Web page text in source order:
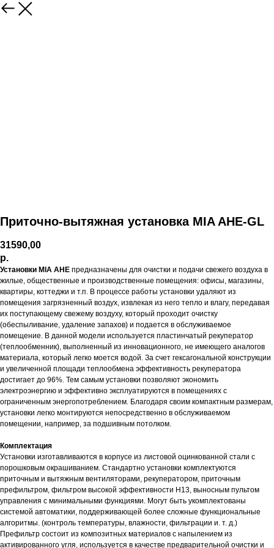
Приточно-вытяжная установка MIA AHE-GL
31590,00
р.
Установки MIA AHE предназначены для очистки и подачи свежего воздуха в
жилые, общественные и производственные помещения: офисы, магазины,
квартиры, коттеджи и т.п. В процессе работы установки удаляют из
помещения загрязненный воздух, извлекая из него тепло и влагу, передавая
их поступающему свежему воздуху, который проходит очистку
(обеспыливание, удаление запахов) и подается в обслуживаемое
помещение. В данной модели используется пластинчатый рекуператор
(теплообменник), выполненный из инновационного, не имеющего аналогов
материала, который легко моется водой. За счет гексагональной конструкции
и увеличенной площади теплообмена эффективность рекуператора
достигает до 96%. Тем самым установки позволяют экономить
электроэнергию и эффективно эксплуатируются в помещениях с
ограниченным энергопотреблением. Благодаря своим компактным размерам,
установки легко монтируются непосредственно в обслуживаемом
помещении, например, за подшивным потолком.
Комплектация
Установки изготавливаются в корпусе из листовой оцинкованной стали с
порошковым окрашиванием. Стандартно установки комплектуются
приточным и вытяжным вентиляторами, рекуператором, приточным
префильтром, фильтром высокой эффективности H13, выносным пультом
управления с минимальными функциями. Могут быть укомплектованы
системой автоматики, поддерживающей более сложные функциональные
алгоритмы. (контроль температуры, влажности, фильтрации и. т. д.)
Префильтр состоит из композитных материалов с напылением из
активированного угля, используется в качестве предварительной очистки и